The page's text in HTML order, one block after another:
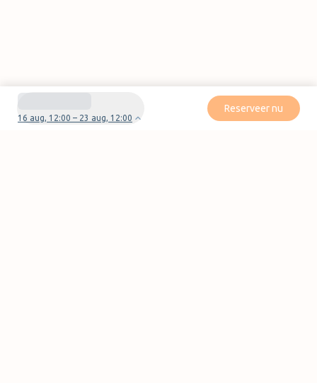
16 aug, 12:00 – 23 aug, 12:00
Reserveer nu